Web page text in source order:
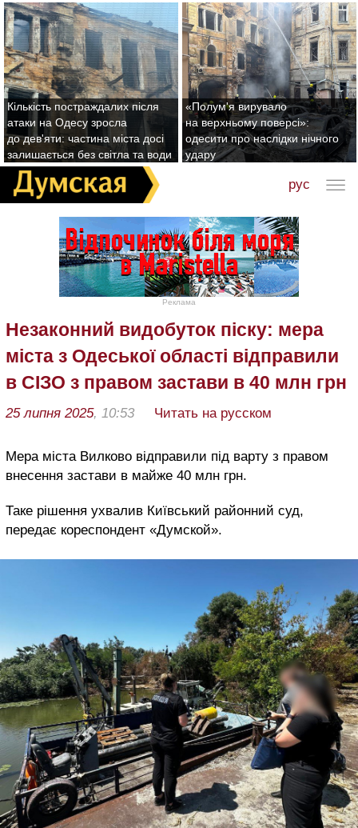
Кількість постраждалих після
атаки на Одесу зросла
до дев'яти: частина міста досі
залишається без світла та води
«Полум'я вирувало
на верхньому поверсі»:
одесити про наслідки нічного
удару
рус
Реклама
Незаконний видобуток піску: мера
міста з Одеської області відправили
в СІЗО з правом застави в 40 млн грн
25 липня 2025, 10:53 Читать на русском
Мера міста Вилково відправили під варту з правом
внесення застави в майже 40 млн грн.
Таке рішення ухвалив Київський районний суд,
передає кореспондент «Думской».